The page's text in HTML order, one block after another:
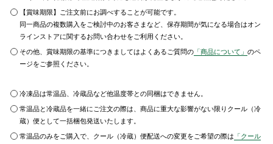
【賞味期限】ご注文前にお調べすることが可能です。
同一商品の複数購入をご検討中のお客さまなど、保存期間が気になる場合はオン
ラインストアに関するお問い合わせをご利用ください。
その他、賞味期限の基準につきましてはよくあるご質問の 「商品について」のペ
ージをご参照ください。
冷凍品は常温品、冷蔵品など他温度帯との同梱はできません。
常温品と冷蔵品を一緒にご注文の際は、商品に重大な影響がない限りクール（冷
蔵）便として一括梱包発送いたします。
常温品のみをご購入で、クール（冷蔵）便配送への変更をご希望の際は 「クール